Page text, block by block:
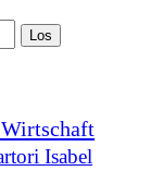
Isabel